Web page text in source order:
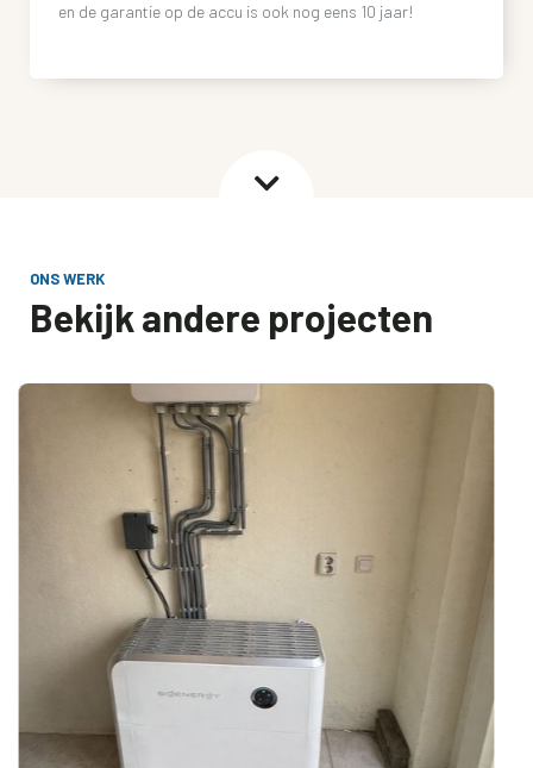
en de garantie op de accu is ook nog eens 10 jaar!

ONS WERK
Bekijk andere projecten